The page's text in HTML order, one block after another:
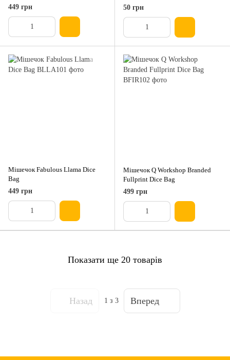
449 грн
(Оксамитовий)
50 грн
Мішечок Fabulous Llama Dice
Bag
449 грн
Мішечок Q Workshop Branded
Fullprint Dice Bag
499 грн
Показати ще 20 товарів
Назад 1 з 3 Вперед